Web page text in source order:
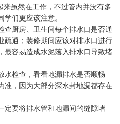
来虽然在工作，不过管内并没有多
学们更应该注意。
厨房、卫生间每个排水口是否通
疏通；装修期间应该对排水口进行
最容易造成水泥落入排水口导致堵
检查，看看地漏排水是否顺畅
准，因为大部分深水封地漏都存在
要将排水管和地漏间的缝隙堵